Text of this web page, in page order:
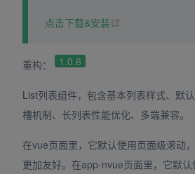
点击下载&安装
重构： 1.0.6
List列表组件，包含基本列表样式、默
槽机制、长列表性能优化、多端兼容。
在vue页面里，它默认使用页面级滚动
更加友好。在app-nvue页面里，它默